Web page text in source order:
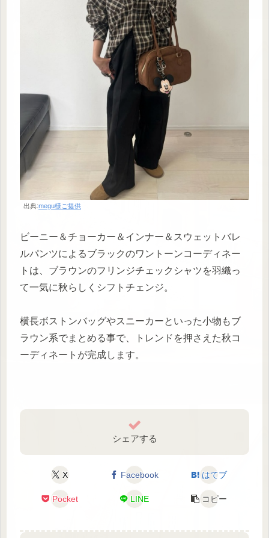
出典:megu様ご提供
ビーニー＆チョーカー＆インナー＆スウェットバレ
ルパンツによるブラックのワントーンコーディネー
トは、ブラウンのフリンジチェックシャツを羽織っ
て一気に秋らしくシフトチェンジ。
横長ボストンバッグやスニーカーといった小物もブ
ラウン系でまとめる事で、トレンドを押さえた秋コ
ーディネートが完成します。
シェアする
X Facebook はてブ
Pocket LINE コピー